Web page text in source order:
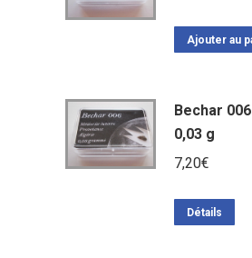
Ajouter au
Bechar
0,03 g
7,20€
Détails